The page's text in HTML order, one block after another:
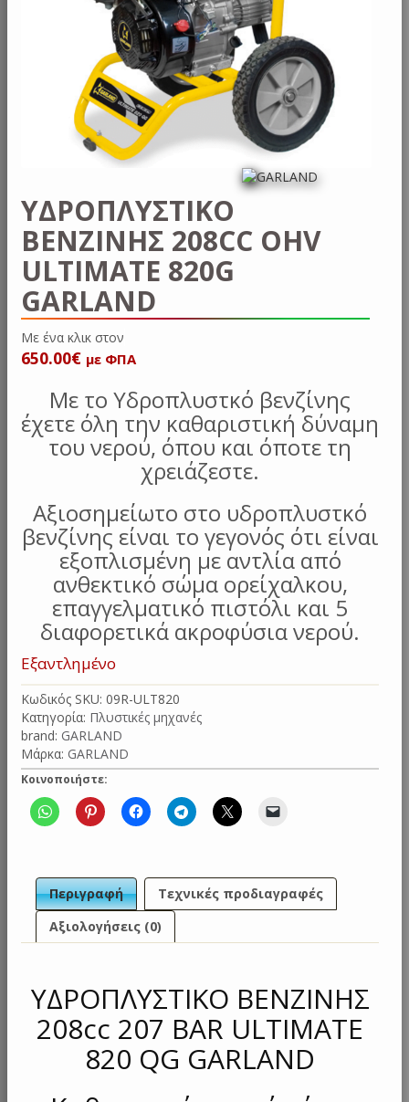
ΥΔΡΟΠΛΥΣΤΙΚΟ
ΒΕΝΖΙΝΗΣ 208CC OHV
ULTIMATE 820G
GARLAND
Με ένα κλι
650.00€ με ΦΠΑ
Με το Υδροπλυστκό βενζίνης
έχετε όλη την καθαριστική δύναμη
του νερού, όπου και όποτε τη
χρειάζεστε.
Αξιοσημείωτο στο υδροπλυστκό
βενζίνης είναι το γεγονός ότι είναι
εξοπλισμένη με αντλία από
ανθεκτικό σώμα ορείχαλκου,
επαγγελματικό πιστόλι και 5
διαφορετικά ακροφύσια νερού.
Εξαντλημένο
Κωδικός SKU: 09R-ULT820
Κατηγορία: Πλυστικές μηχανές
brand: GARLAND
Μάρκα: GARLAND
Κοινοποιήστε:
Περιγραφή
Τεχνικές προδιαγραφές
Αξιολογήσεις (0)
ΥΔΡΟΠΛΥΣΤΙΚΟ ΒΕΝΖΙΝΗΣ
208cc 207 BAR ULTIMATE
820 QG GARLAND